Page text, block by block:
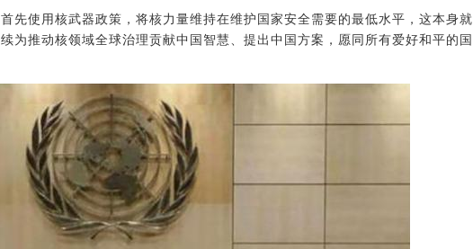
先使用核武器政策，将核力量维持在维护国家安全需要的最低水平，这本身就
为推动核领域全球治理贡献中国智慧、提出中国方案，愿同所有爱好和平的国